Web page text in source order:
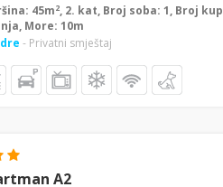
45m2, 2. kat, Broj soba: 1, Broj
More: 10m
- Privatni smještaj
A2